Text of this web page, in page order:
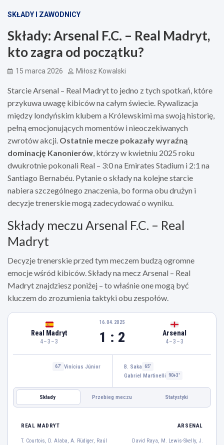
SKŁADY I ZAWODNICY
Składy: Arsenal F.C. – Real Madryt,
kto zagra od początku?
15 marca 2026 Miłosz Kowalski
Starcie Arsenal – Real Madryt to jedno z tych spotkań, które
przykuwa uwagę kibiców na całym świecie. Rywalizacja
między londyńskim klubem a Królewskimi ma swoją historię,
pełną emocjonujących momentów i nieoczekiwanych
zwrotów akcji. Ostatnie mecze pokazały wyraźną
dominację Kanonierów, którzy w kwietniu 2025 roku
dwukrotnie pokonali Real – 3:0 na Emirates Stadium i 2:1 na
Santiago Bernabéu. Pytanie o składy na kolejne starcie
nabiera szczególnego znaczenia, bo forma obu drużyn i
decyzje trenerskie mogą zadecydować o wyniku.
Składy meczu Arsenal F.C. – Real
Madryt
Decyzje trenerskie przed tym meczem budzą ogromne
emocje wśród kibiców. Składy na mecz Arsenal – Real
Madryt znajdziesz poniżej – to właśnie one mogą być
kluczem do zrozumienia taktyki obu zespołów.
Real Madryt
4–3–3
16.04.2025
1 : 2 Arsenal
4–3–3
67' Vinícius Júnior B. Saka 65'
Gabriel Martinelli 90+3'
Składy Przebieg meczu Statystyki
ARSENAL
REAL MADRYT ARSENAL
T. Courtois, D. Alaba, A. Rüdiger, Raúl
David Raya, M. Lewis-Skelly, J.